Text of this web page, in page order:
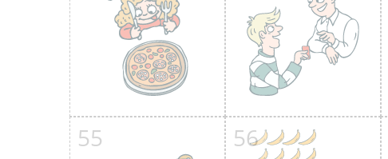
55 56